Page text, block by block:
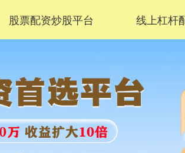
股票配资炒股平台 线上杠杆